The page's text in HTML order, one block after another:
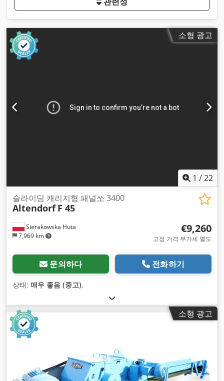
소형 광고
1 /22
Sierakowska Huta
7,969 km
슬라이딩 캐리지형 패널쏘 3400
Altendorf F 45
€9,260
고정 가격 부가세 별도
문의하다 전화하기
상태: 매우 좋음 (중고),
소형 광고